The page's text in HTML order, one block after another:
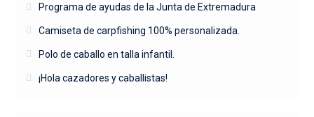
Programa de ayudas de la Junta de Extremadura
Camiseta de carpfishing 100% personalizada.
Polo de caballo en talla infantil.
¡Hola cazadores y caballistas!